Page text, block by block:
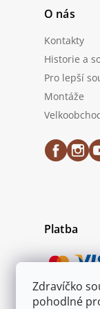
Zdravíčko
pohodlné
O nás
Kontakty
Historie a
Pro lepší
Montáže
Platba
Možnosti